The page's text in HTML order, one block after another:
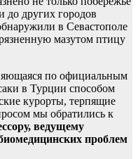
до других городов
в Севастополе
мазутом птицу
по официальным
в Турции способом
курорты, терпящие
мы обратились к
ведущему
проблем